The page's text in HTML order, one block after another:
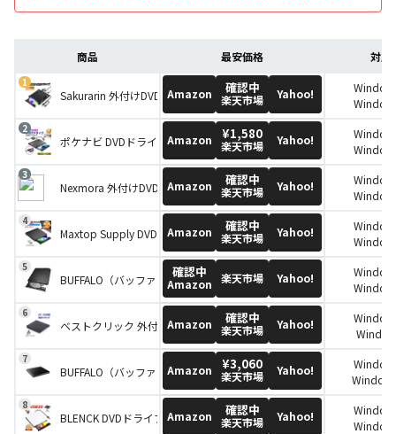
商品 最安価格 対応
Sakurarin 外付けDVDドライブ
Amazon 確認中
楽天市場 Yahoo!
macOS
ポケナビ DVDドライブAmazon ¥1,580
楽天市場 Yahoo!
Nexmora 外付けDVDドライブ
Amazon 確認中
楽天市場 Yahoo!
Maxtop Supply DVDドライブ
Amazon 確認中
楽天市場 Yahoo!
BUFFALO（バッファロー） 外付けDVD/CDドライブ DVSM-PUV8U3
確認中
Amazon 楽天市場 Yahoo!
macOS
ベストクリック 外付けCD/DVDドライブ
Amazon 確認中
楽天市場 Yahoo!
macOS
BUFFALO（バッファロー）ポータブルDVD/CDドライブ DVSM-PLV8U2
Amazon ¥3,060
楽天市場 Yahoo!
BLENCK DVDドライブ Amazon 確認中
楽天市場 Yahoo!